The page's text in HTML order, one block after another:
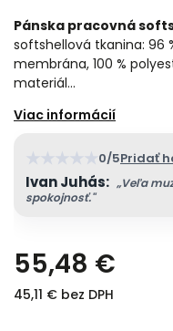
Pánska pracovná
softshellová tkanina: 96
membrána, 100 %
materiál…
★ ★ ★ ★ ★0/5Pridať
Ivan Juhás: „Veľa
spokojnosť."
55,48 €
45,11 € bez DPH